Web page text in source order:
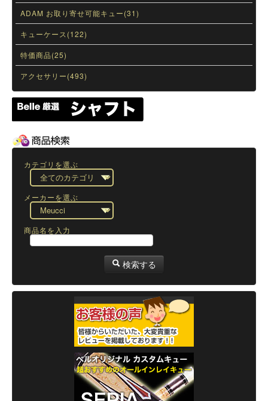
ADAM お取り寄せ可能キュー(31)
キューケース(122)
特価商品(25)
アクセサリー(493)
カテゴリを選ぶ
メーカーを選ぶ
商品名を入力
検索する